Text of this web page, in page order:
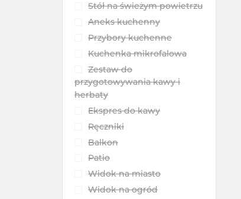
Stół na świeżym powietrzu
Aneks kuchenny
Przybory kuchenne
Kuchenka mikrofalowa
Zestaw do
przygotowywania kawy i
herbaty
Ekspres do kawy
Ręczniki
Balkon
Patio
Widok na miasto
Widok na ogród